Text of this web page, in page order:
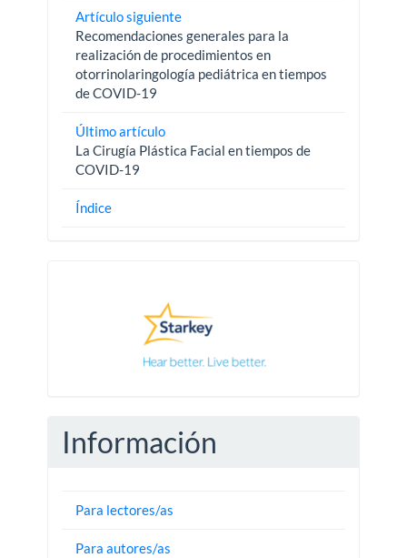
Artículo siguiente
Recomendaciones generales para la
realización de procedimientos en
otorrinolaringología pediátrica en tiempos
de COVID-19
Último artículo
La Cirugía Plástica Facial en tiempos de
COVID-19
Índice
Información
Para lectores/as
Para autores/as